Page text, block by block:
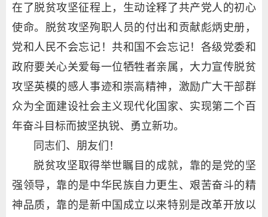
在了脱贫攻坚征程上，生动诠释了共产党人的初心
使命。脱贫攻坚殉职人员的付出和贡献彪炳史册，
党和人民不会忘记！共和国不会忘记！各级党委和
政府要关心关爱每一位牺牲者亲属，大力宣传脱贫
攻坚英模的感人事迹和崇高精神，激励广大干部群
众为全面建设社会主义现代化国家、实现第二个百
年奋斗目标而披坚执锐、勇立新功。
同志们、朋友们！
脱贫攻坚取得举世瞩目的成就，靠的是党的坚
强领导，靠的是中华民族自力更生、艰苦奋斗的精
神品质，靠的是新中国成立以来特别是改革开放以